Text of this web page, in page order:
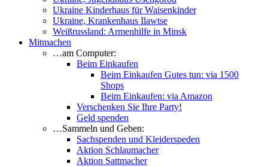
Ukraine Kinderhaus für Waisenkinder
Ukraine, Krankenhaus Ilawtse
Weißrussland: Armenhilfe in Minsk
Mitmachen
…am Computer:
Beim Einkaufen
Beim Einkaufen Gutes tun: via 1500
Shops
Beim Einkaufen: via Amazon
Verschenken Sie Ihre Party!
Geld spenden
…Sammeln und Geben:
Sachspenden und Kleiderspeden
Aktion Schlaumacher
Aktion Sattmacher